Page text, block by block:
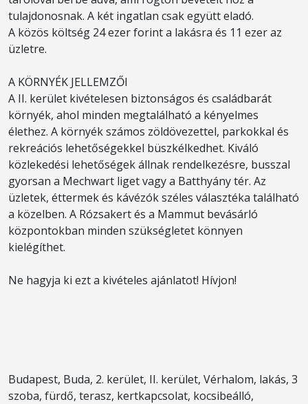
tulajdonosnak. A két ingatlan csak együtt eladó.
A közös költség 24 ezer forint a lakásra és 11 ezer az
üzletre.
A KÖRNYÉK JELLEMZŐI
A II. kerület kivételesen biztonságos és családbarát
környék, ahol minden megtalálható a kényelmes
élethez. A környék számos zöldövezettel, parkokkal és
rekreációs lehetőségekkel büszkélkedhet. Kiváló
közlekedési lehetőségek állnak rendelkezésre, busszal
gyorsan a Mechwart liget vagy a Batthyány tér. Az
üzletek, éttermek és kávézók széles választéka található
a közelben. A Rózsakert és a Mammut bevásárló
központokban minden szükségletet könnyen
kielégíthet.
Ne hagyja ki ezt a kivételes ajánlatot! Hívjon!
Budapest, Buda, 2. kerület, II. kerület, Vérhalom, lakás, 3
szoba, fürdő, terasz, kertkapcsolat, kocsibeálló,